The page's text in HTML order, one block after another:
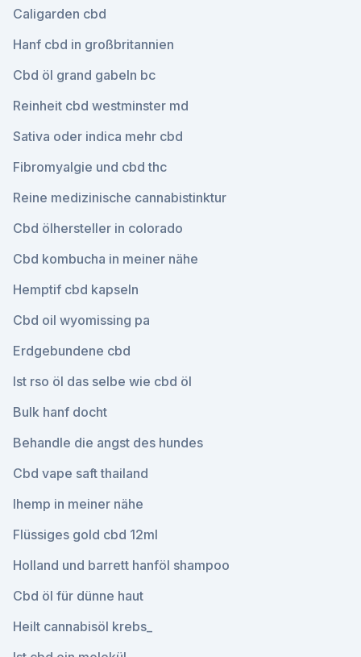
Caligarden cbd
Hanf cbd in großbritannien
Cbd öl grand gabeln bc
Reinheit cbd westminster md
Sativa oder indica mehr cbd
Fibromyalgie und cbd thc
Reine medizinische cannabistinktur
Cbd ölhersteller in colorado
Cbd kombucha in meiner nähe
Hemptif cbd kapseln
Cbd oil wyomissing pa
Erdgebundene cbd
Ist rso öl das selbe wie cbd öl
Bulk hanf docht
Behandle die angst des hundes
Cbd vape saft thailand
Ihemp in meiner nähe
Flüssiges gold cbd 12ml
Holland und barrett hanföl shampoo
Cbd öl für dünne haut
Heilt cannabisöl krebs_